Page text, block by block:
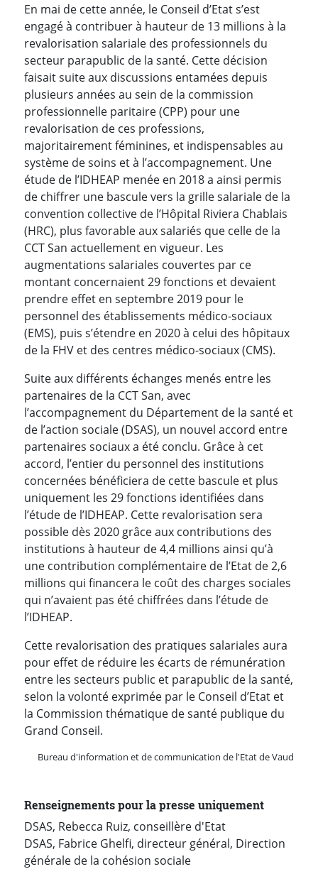
En mai de cette année, le Conseil d’Etat s’est
engagé à contribuer à hauteur de 13 millions à la
revalorisation salariale des professionnels du
secteur parapublic de la santé. Cette décision
faisait suite aux discussions entamées depuis
plusieurs années au sein de la commission
professionnelle paritaire (CPP) pour une
revalorisation de ces professions,
majoritairement féminines, et indispensables au
système de soins et à l’accompagnement. Une
étude de l’IDHEAP menée en 2018 a ainsi permis
de chiffrer une bascule vers la grille salariale de la
convention collective de l’Hôpital Riviera Chablais
(HRC), plus favorable aux salariés que celle de la
CCT San actuellement en vigueur. Les
augmentations salariales couvertes par ce
montant concernaient 29 fonctions et devaient
prendre effet en septembre 2019 pour le
personnel des établissements médico-sociaux
(EMS), puis s’étendre en 2020 à celui des hôpitaux
de la FHV et des centres médico-sociaux (CMS).
Suite aux différents échanges menés entre les
partenaires de la CCT San, avec
l’accompagnement du Département de la santé et
de l’action sociale (DSAS), un nouvel accord entre
partenaires sociaux a été conclu. Grâce à cet
accord, l’entier du personnel des institutions
concernées bénéficiera de cette bascule et plus
uniquement les 29 fonctions identifiées dans
l’étude de l’IDHEAP. Cette revalorisation sera
possible dès 2020 grâce aux contributions des
institutions à hauteur de 4,4 millions ainsi qu’à
une contribution complémentaire de l’Etat de 2,6
millions qui financera le coût des charges sociales
qui n’avaient pas été chiffrées dans l’étude de
l’IDHEAP.
Cette revalorisation des pratiques salariales aura
pour effet de réduire les écarts de rémunération
entre les secteurs public et parapublic de la santé,
selon la volonté exprimée par le Conseil d’Etat et
la Commission thématique de santé publique du
Grand Conseil.
Bureau d'information et de communication de l'Etat de Vaud
Renseignements pour la presse uniquement
DSAS, Rebecca Ruiz, conseillère d'Etat
DSAS, Fabrice Ghelfi, directeur général, Direction
générale de la cohésion sociale